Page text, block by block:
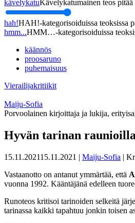
kävelykatuKävelykatumainen teos
hah!HAH!-kategorisoiduissa teoksissa
hmm...HMM…-kategorisoiduissa
käännös
proosaruno
puhemaisuus
Vierailijakritiikit
Maiju-Sofia
Porvoolainen kirjoittaja ja lukija,
Hyvän tarinan
15.11.202115.11.2021 | Maiju-Sofia |
Vastaanotto on antanut ymmärtää, että
vuonna 1992. Kääntäjänä edelleen
Runoteos kritisoi tarinoiden selkeitä
tarinassa kaikki tapahtuu jonkin toisen